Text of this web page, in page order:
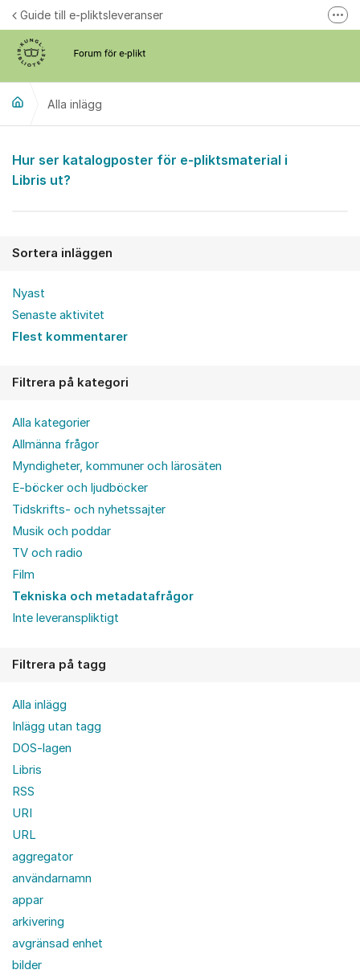
Hoppa till innehåll
Guide till e-pliktsleveranser
Alla inlägg
Alla inlägg
Hur ser katalogposter för e-pliktsmaterial i
Libris ut?
Sortera inläggen
Nyast
Senaste aktivitet
Flest kommentarer
Filtrera på kategori
Alla kategorier
Allmänna frågor
Myndigheter, kommuner och lärosäten
E-böcker och ljudböcker
Tidskrifts- och nyhetssajter
Musik och poddar
TV och radio
Film
Tekniska och metadatafrågor
Inte leveranspliktigt
Filtrera på tagg
Alla inlägg
Inlägg utan tagg
DOS-lagen
Libris
RSS
URI
URL
aggregator
användarnamn
appar
arkivering
avgränsad enhet
bilder